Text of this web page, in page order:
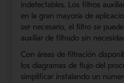
indetectables. Los filtros
en la gran mayoría de
sernecesario, el filtro se
auxiliar de filtrado sin
Con áreas de filtración
los diagramas de flujo del
simplificar instalando un